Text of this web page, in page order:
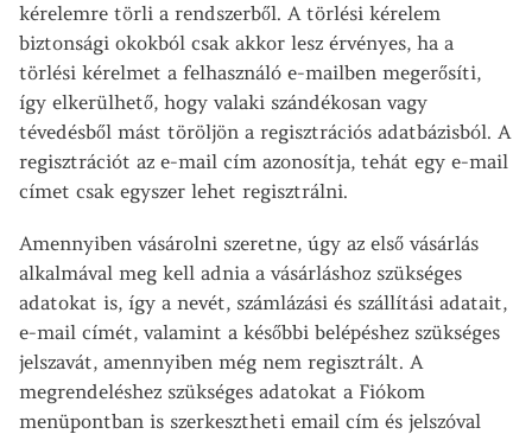
kérelemre törli a rendszerből. A törlési kérelem
biztonsági okokból csak akkor lesz érvényes, ha a
törlési kérelmet a felhasználó e-mailben megerősíti,
így elkerülhető, hogy valaki szándékosan vagy
tévedésből mást töröljön a regisztrációs adatbázisból. A
regisztrációt az e-mail cím azonosítja, tehát egy e-mail
címet csak egyszer lehet regisztrálni.
Amennyiben vásárolni szeretne, úgy az első vásárlás
alkalmával meg kell adnia a vásárláshoz szükséges
adatokat is, így a nevét, számlázási és szállítási adatait,
e-mail címét, valamint a későbbi belépéshez szükséges
jelszavát, amennyiben még nem regisztrált. A
megrendeléshez szükséges adatokat a Fiókom
menüpontban is szerkesztheti email cím és jelszóval